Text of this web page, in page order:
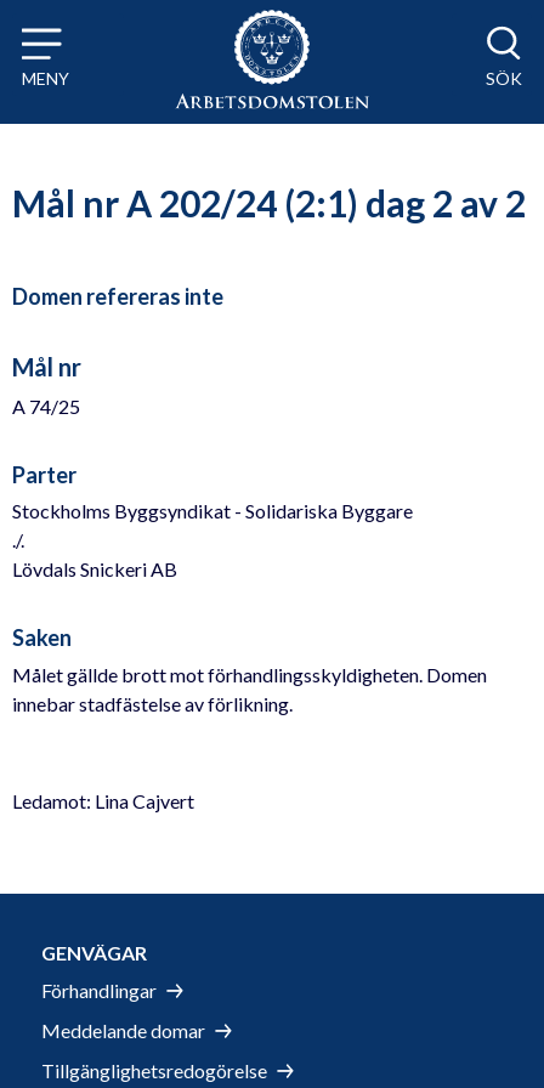
Till innehåll på sidan x
MENY SÖK
Mål nr A 202/24 (2:1) dag 2 av 2
Domen refereras inte
Mål nr
A 74/25
Parter
Stockholms Byggsyndikat - Solidariska Byggare
./.
Lövdals Snickeri AB
Saken
Målet gällde brott mot förhandlingsskyldigheten. Domen
innebar stadfästelse av förlikning.
Ledamot: Lina Cajvert
GENVÄGAR
Förhandlingar
Meddelande domar
Tillgänglighetsredogörelse